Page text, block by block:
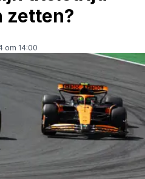
zetten?
om 14:00